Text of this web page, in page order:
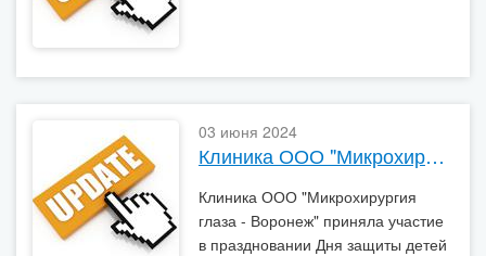
03 июня 2024
Клиника ООО "Микрохирургия глаза - Воронеж" приняла участие в праздновании Дня защиты детей в детском клубе.
Клиника ООО "Микрохирургия
глаза - Воронеж" приняла участие
в праздновании Дня защиты детей